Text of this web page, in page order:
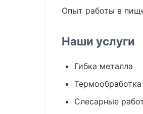
Опыт работы в
Наши услуги
Гибка металла
Слесарные